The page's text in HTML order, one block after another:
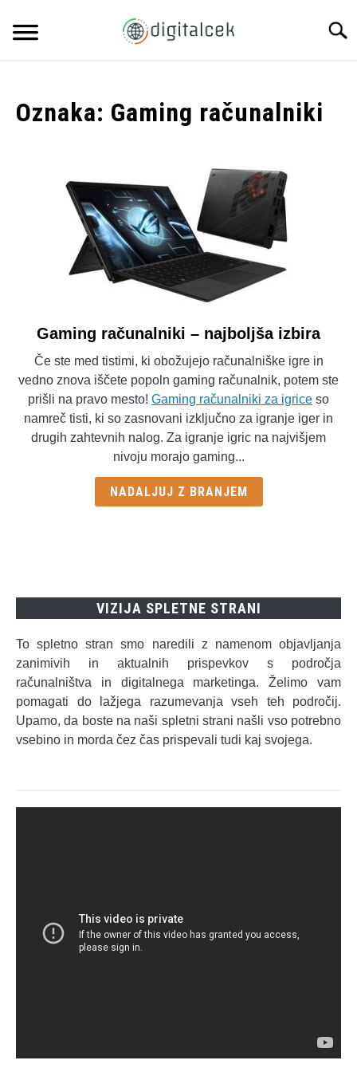
O NAS
KONTAKT
Oznaka: Gaming računalniki
link
Gaming
računalniki
–
najboljša
izbira
Gaming računalniki – najboljša izbira
Če ste med tistimi, ki obožujejo računalniške igre in
vedno znova iščete popoln gaming računalnik, potem ste
prišli na pravo mesto! Gaming računalniki za igrice so
namreč tisti, ki so zasnovani izključno za igranje iger in
drugih zahtevnih nalog. Za igranje igric na najvišjem
nivoju morajo gaming...
NADALJUJ Z BRANJEM
VIZIJA SPLETNE STRANI
To spletno stran smo naredili z namenom objavljanja
zanimivih in aktualnih prispevkov s področja
računalništva in digitalnega marketinga. Želimo vam
pomagati do lažjega razumevanja vseh teh področij.
Upamo, da boste na naši spletni strani našli vso potrebno
vsebino in morda čez čas prispevali tudi kaj svojega.